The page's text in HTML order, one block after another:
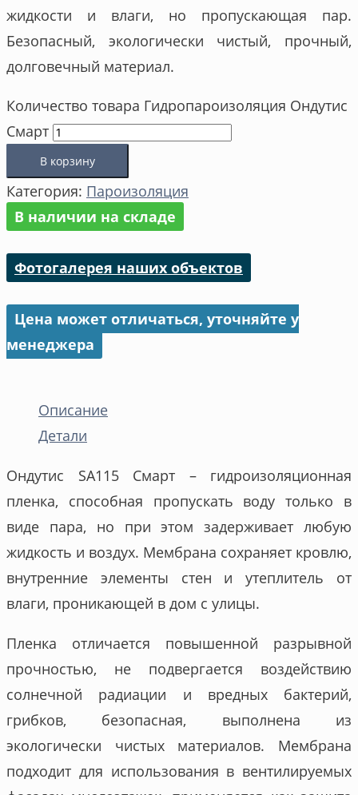
жидкости и влаги, но пропускающая пар.
Безопасный, экологически чистый, прочный,
долговечный материал.
Количество товара Гидропароизоляция Ондутис
Смарт
В корзину
Категория: Пароизоляция
В наличии на складе
Фотогалерея наших объектов
Цена может отличаться, уточняйте у
менеджера
Описание
Детали
Ондутис SA115 Смарт – гидроизоляционная
пленка, способная пропускать воду только в
виде пара, но при этом задерживает любую
жидкость и воздух. Мембрана сохраняет кровлю,
внутренние элементы стен и утеплитель от
влаги, проникающей в дом с улицы.
Пленка отличается повышенной разрывной
прочностью, не подвергается воздействию
солнечной радиации и вредных бактерий,
грибков, безопасная, выполнена из
экологически чистых материалов. Мембрана
подходит для использования в вентилируемых